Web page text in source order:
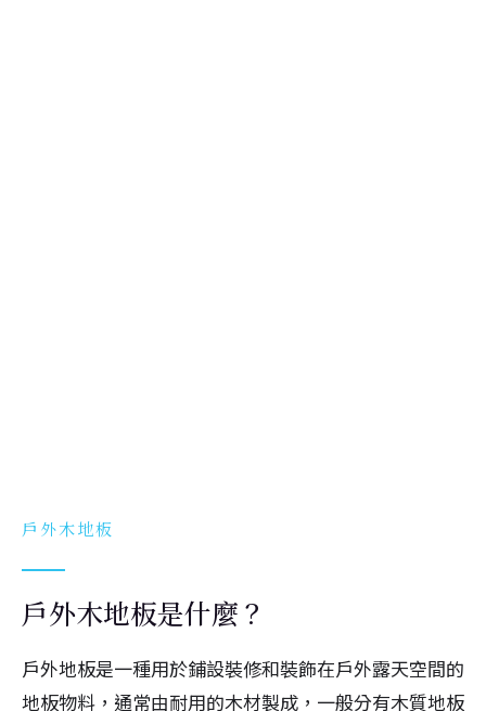
戶外木地板
戶外木地板是什麼？
戶外地板是一種用於鋪設裝修和裝飾在戶外露天空間的
地板物料，通常由耐用的木材製成，一般分有木質地板